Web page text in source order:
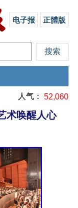
电子报 正體版
人气： 52,060
术唤醒人心